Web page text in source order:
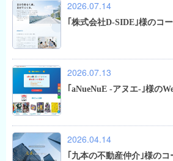
2026.07.14
｢株式会社D-SIDE｣様のコ
2026.07.13
｢aNueNuE -アヌエ-｣様の
2026.04.14
｢九本の不動産仲介｣様の